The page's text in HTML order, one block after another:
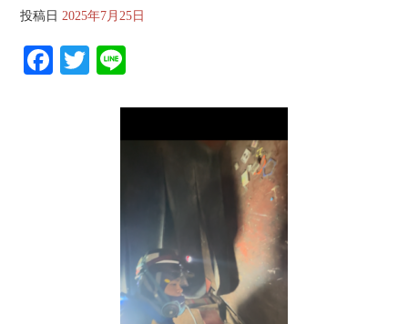
投稿日 2025年7月25日
Fa T